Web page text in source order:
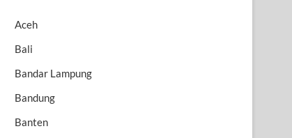
Aceh
Bali
Bandar Lampung
Bandung
Banten